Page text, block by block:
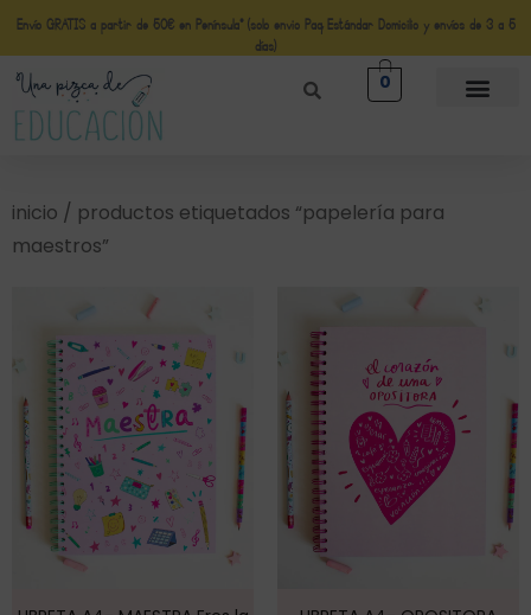
Envío GRATIS a partir de 50€ en Península* (solo envio Paq Estándar Domicilio y envíos de 3 a 5
días)
0
inicio / productos etiquetados “papelería para
maestros”